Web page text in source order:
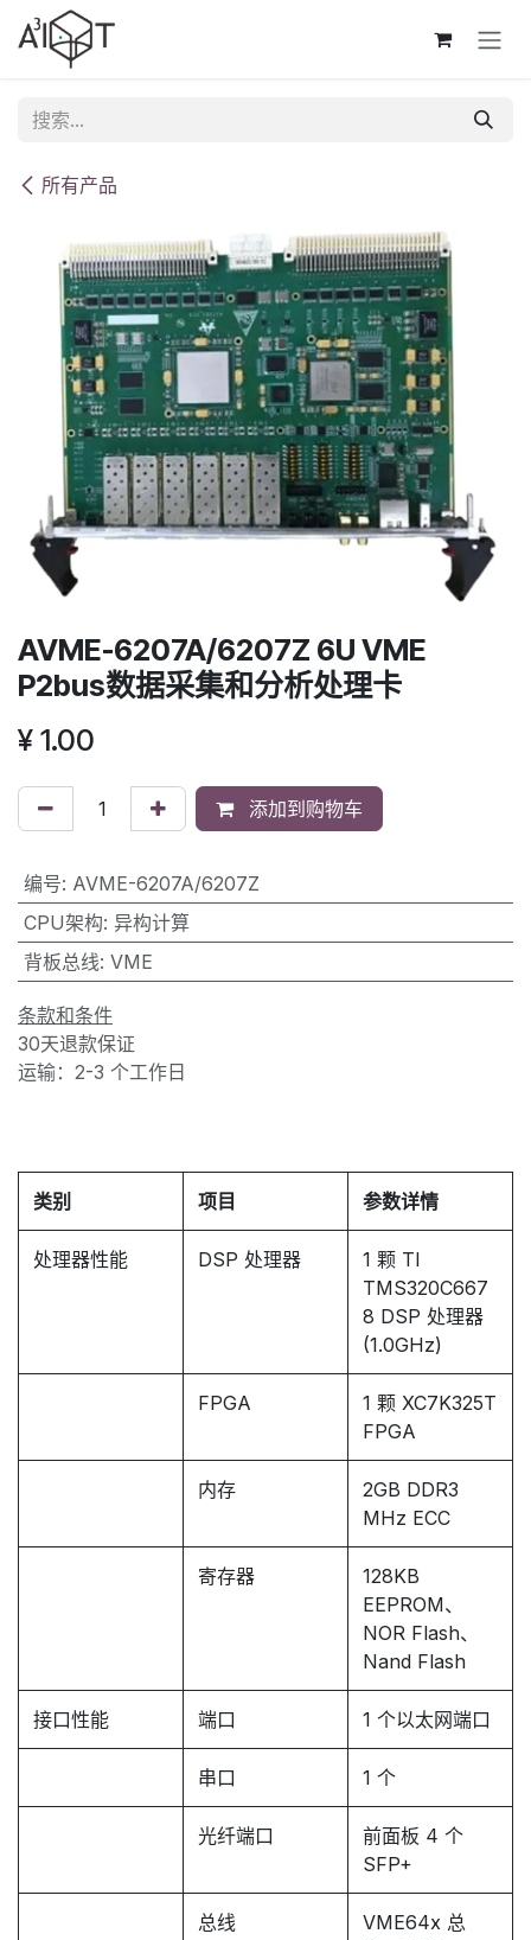
跳至内容
所有产品
AVME-6207A/6207Z 6U VME
P2bus数据采集和分析处理卡
¥ 1.00
添加到购物车
编号: AVME-6207A/6207Z
CPU架构: 异构计算
背板总线: VME
条款和条件
30天退款保证
运输：2-3 个工作日
类别 项目 参数详情
处理器性能 DSP 处理器
1 颗 TI
TMS320C667
8 DSP 处理器
(1.0GHz)
FPGA
1 颗 XC7K325T
FPGA
内存
2GB DDR3
MHz ECC
寄存器
128KB
EEPROM、
NOR Flash、
Nand Flash
接口性能 端口 1 个以太网端口
串口 1 个
光纤端口
前面板 4 个
SFP+
总线
VME64x 总